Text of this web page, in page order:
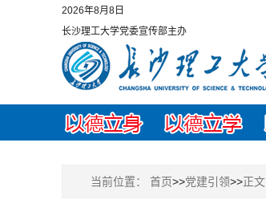
2026年8月8日
长沙理工大学党委宣传部主办
当前位置： 首页>>党建引领>>正文